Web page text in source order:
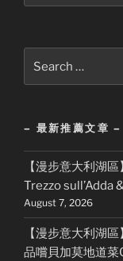
for:
– 最新推薦文章 –
【漫步意大利湖
Trezzo sull’Adda
August 7, 2026
【漫步意大利湖
品嚐貝加莫地道